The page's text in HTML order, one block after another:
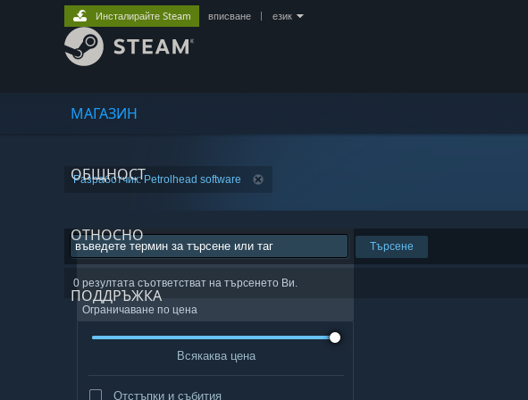
МАГАЗИН
ОБЩНОСТ
ОТНОСНО
ПОДДРЪЖКА
Инсталирайте Steam вписване език
Разработчик: Petrolhead software
Търсене
0 резултата съответстват на търсенето Ви.
Ограничаване по цена
Всякаква цена
Отстъпки и събития